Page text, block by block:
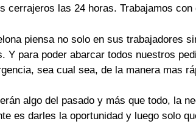
cerrajeros las 24 horas. Trabajamos
piensa no solo en sus trabajadores
Y para poder abarcar todos nuestros
sea cual sea, de la manera mas
algo del pasado y más que todo, la
es darles la oportunidad y luego solo